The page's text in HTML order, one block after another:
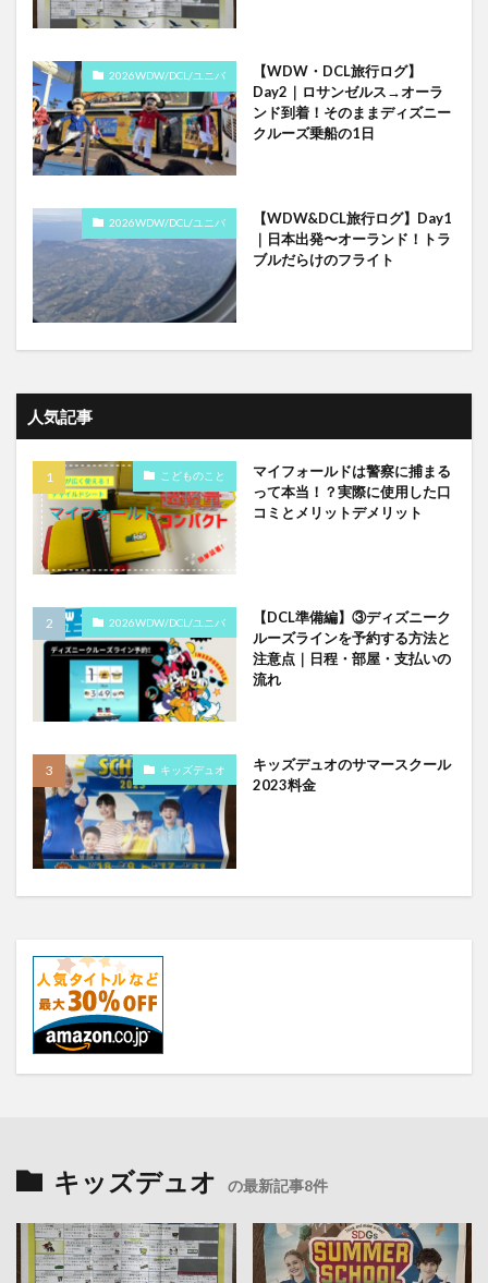
2026WDW/DCL/ユニバ
【WDW・DCL旅行ログ】
Day2｜ロサンゼルス→オーラ
ンド到着！そのままディズニー
クルーズ乗船の1日
2026WDW/DCL/ユニバ
【WDW&DCL旅行ログ】Day1
｜日本出発〜オーランド！トラ
ブルだらけのフライト
人気記事
こどものこと
マイフォールドは警察に捕まる
って本当！？実際に使用した口
コミとメリットデメリット
2026WDW/DCL/ユニバ
【DCL準備編】③ディズニーク
ルーズラインを予約する方法と
注意点｜日程・部屋・支払いの
流れ
キッズデュオ
キッズデュオのサマースクール
2023料金
キッズデュオ の最新記事8件